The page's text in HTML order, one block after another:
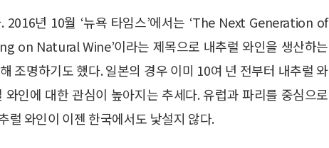
2016년 10월 ‘뉴욕 타임스’에서는 ‘The Next Generation of
on Natural Wine’이라는 제목으로 내추럴 와인을 생산하는
조명하기도 했다. 일본의 경우 이미 10여 년 전부터 내추럴 와
인에 대한 관심이 높아지는 추세다. 유럽과 파리를 중심으로
럴 와인이 이젠 한국에서도 낯설지 않다.